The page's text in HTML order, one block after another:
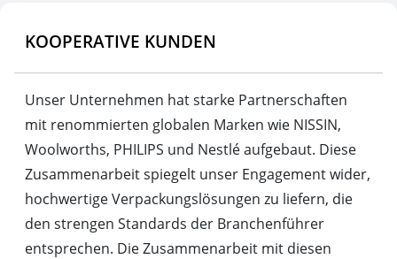
KOOPERATIVE KUNDEN
Unser Unternehmen hat starke Partnerschaften
mit renommierten globalen Marken wie NISSIN,
Woolworths, PHILIPS und Nestlé aufgebaut. Diese
Zusammenarbeit spiegelt unser Engagement wider,
hochwertige Verpackungslösungen zu liefern, die
den strengen Standards der Branchenführer
entsprechen. Die Zusammenarbeit mit diesen